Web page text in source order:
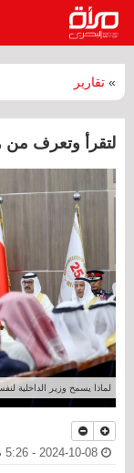
» تقارير
لتقرأ وتعرف من
لماذا يسمح وزير الداخلية